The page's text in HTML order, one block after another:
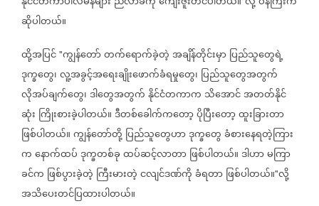
ဆိုပါတယ်။
ထို့အပြင် "ကျွန်တော်တက်ရောက်ခဲ့တဲ့အချိန်တိုင်းမှာပြည်သူတွေရဲ့
ဒုက္ခတွေ၊လူ့အခွင့်အရေးချိုးဖောက်ခံရမှုတွေ၊ ပြည်သူတွေအတွက်
လိုအပ်ချက်တွေ၊ဒါတွေအတွက်နိုင်ငံတကာက သိအောင်အတတ်နိုင်
ဆုံး ကြိုးစားခဲ့ပါတယ်။ဒီတစ်ခေါက်ကတော့ပိုပြီးတော့ထူးခြားတာ
ဖြစ်ပါတယ်။ကျွန်တော်တို့ပြည်သူတွေဟာဒုက္ခတွေခံစားနေရတဲ့ကြား
ကနောက်ထပ်ဒုက္ခတစ်ခုထပ်ဆင့်လာတာဖြစ်ပါတယ်။ဒါဟာမကြာ
ခင်က ဖြစ်ပွားခဲ့တဲ့ ကြီးမားတဲ့ငလျင်ဒဏ်ကိုခံရတာဖြစ်ပါတယ်။"လို့
အသိပေးတင်ပြထားပါတယ်။